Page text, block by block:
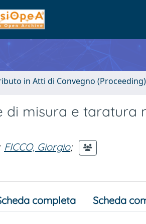
in Atti di Convegno (Proceeding)
di misura e taratura
FICCO, Giorgio;
completa Scheda